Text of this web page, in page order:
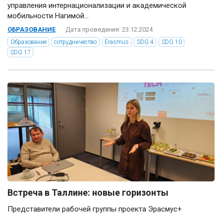
управления интернационализации и академической
мобильности Нагимой...
ОБРАЗОВАНИЕ Дата проведения: 23.12.2024
Образование сотрудничество Erasmus SDG 4
SDG 10
SDG 17
Встреча в Таллине: новые горизонты
Представители рабочей группы проекта Эрасмус+